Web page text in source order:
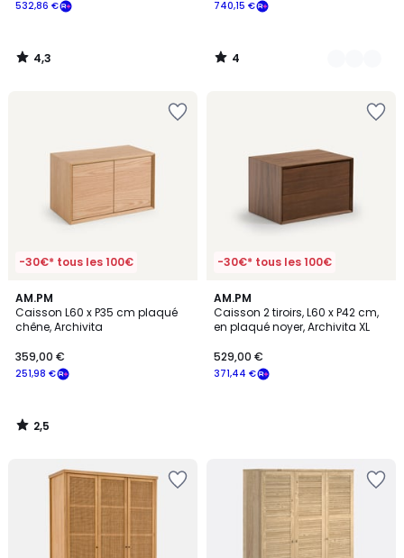
532,86 €
4,3
/
740,15 €
4
/
-30€* tous les 100€
AM.PM
Caisson L60 x P35 cm plaqué
chêne, Archivita
251,98 €
359,00 €
2,5
/ 5
2,5
/
-30€* tous les 100€
AM.PM
Caisson 2 tiroirs, L60 x P42 cm,
en plaqué noyer, Archivita XL
371,44 €
529,00 €